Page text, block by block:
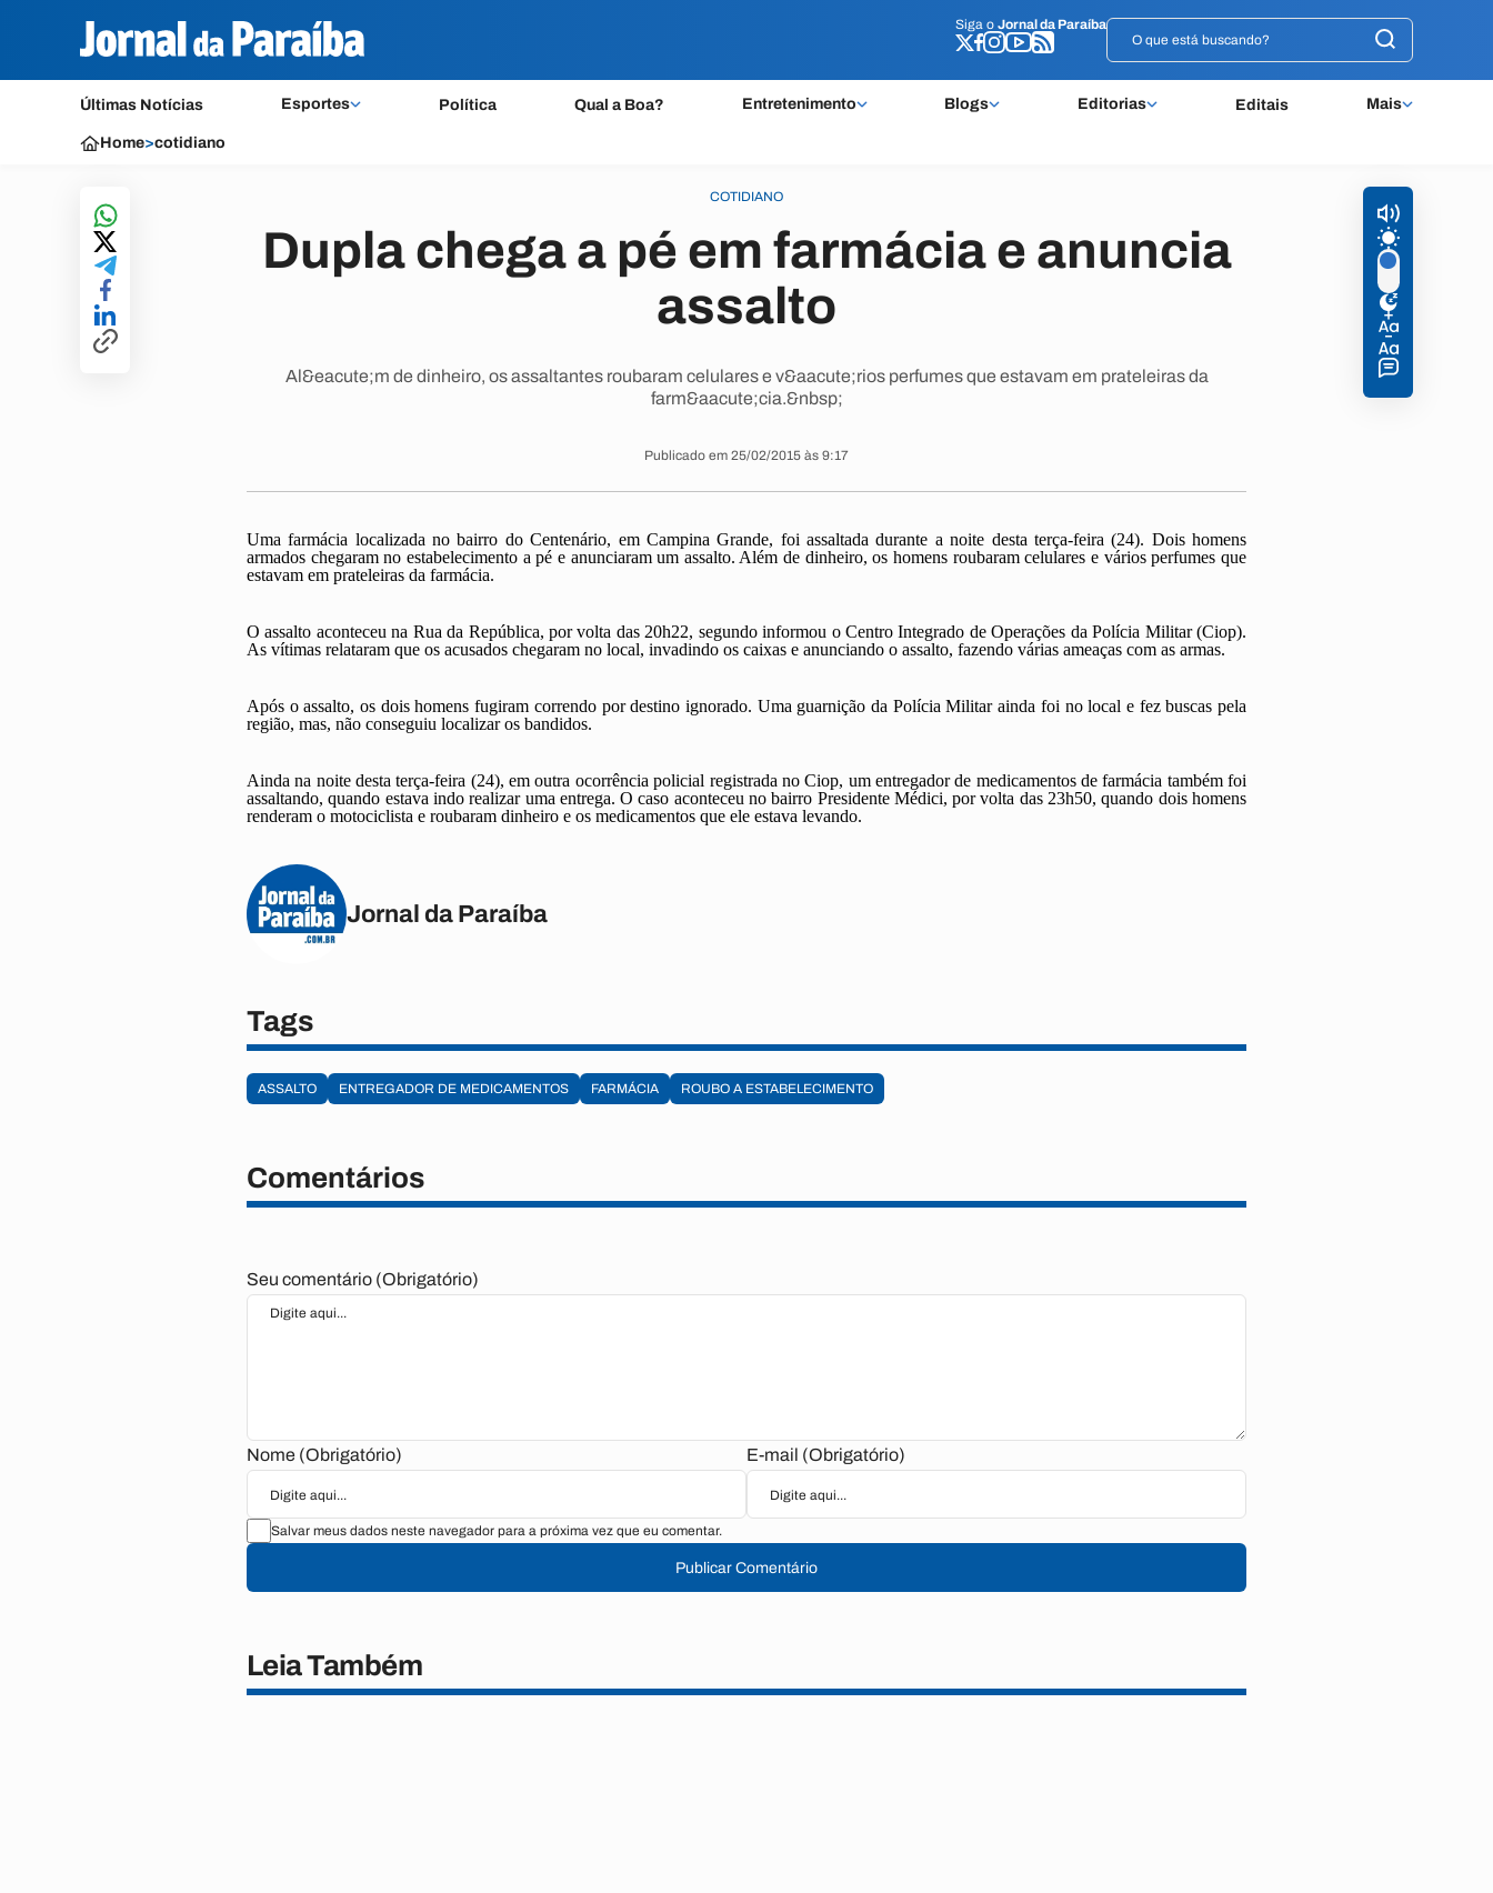
Siga o Jornal da Paraíba
Últimas Notícias Esportes Política Qual a Boa? Entretenimento Blogs Editorias Editais Mais
Siga o Jornal da Paraíba
Home>cotidiano
COTIDIANO
Dupla chega a pé em farmácia e anuncia
assalto
Al&eacute;m de dinheiro, os assaltantes roubaram celulares e v&aacute;rios perfumes que estavam em prateleiras da
farm&aacute;cia.&nbsp;
Publicado em 25/02/2015 às 9:17
Uma farmácia localizada no bairro do Centenário, em Campina Grande, foi assaltada durante a noite desta terça-feira (24). Dois homens
armados chegaram no estabelecimento a pé e anunciaram um assalto. Além de dinheiro, os homens roubaram celulares e vários perfumes que
estavam em prateleiras da farmácia.
O assalto aconteceu na Rua da República, por volta das 20h22, segundo informou o Centro Integrado de Operações da Polícia Militar (Ciop).
As vítimas relataram que os acusados chegaram no local, invadindo os caixas e anunciando o assalto, fazendo várias ameaças com as armas.
Após o assalto, os dois homens fugiram correndo por destino ignorado. Uma guarnição da Polícia Militar ainda foi no local e fez buscas pela
região, mas, não conseguiu localizar os bandidos.
Ainda na noite desta terça-feira (24), em outra ocorrência policial registrada no Ciop, um entregador de medicamentos de farmácia também foi
assaltando, quando estava indo realizar uma entrega. O caso aconteceu no bairro Presidente Médici, por volta das 23h50, quando dois homens
renderam o motociclista e roubaram dinheiro e os medicamentos que ele estava levando.
Jornal da Paraíba
Tags
ASSALTO ENTREGADOR DE MEDICAMENTOS FARMÁCIA ROUBO A ESTABELECIMENTO
Comentários
Seu comentário (Obrigatório)
Nome (Obrigatório) E-mail (Obrigatório)
Salvar meus dados neste navegador para a próxima vez que eu comentar.
Publicar Comentário
Leia Também